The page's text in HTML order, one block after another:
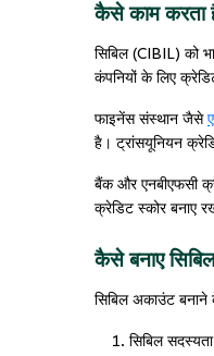
कैसे काम करता
सिबिल (CIBIL) को
कंपनियों के लिए
फाइनेंस संस्थान जैसे
है। ट्रांसयूनियन
बैंक और एनबीएफसी
क्रेडिट स्कोर बनाए
कैसे बनाए
सिबिल अकाउंट
सिबिल